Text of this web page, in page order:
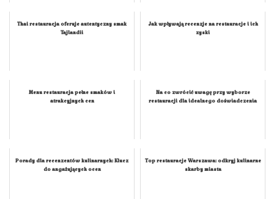
Thai restauracja oferuje autentyczny smak
Tajlandii
Jak wpływają recenzje na restauracje i ich
zyski
Menu restauracja pełne smaków i
atrakcyjnych cen
Na co zwrócić uwagę przy wyborze
restauracji dla idealnego doświadczenia
Porady dla recenzentów kulinarnych: Klucz
do angażujących ocen
Top restauracje Warszawa: odkryj kulinarne
skarby miasta